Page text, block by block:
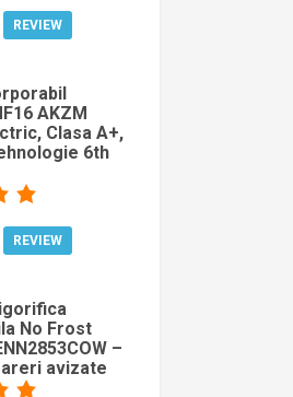
REVIEW
AKZM
Clasa A+,
6th
REVIEW
No Frost
–
avizate